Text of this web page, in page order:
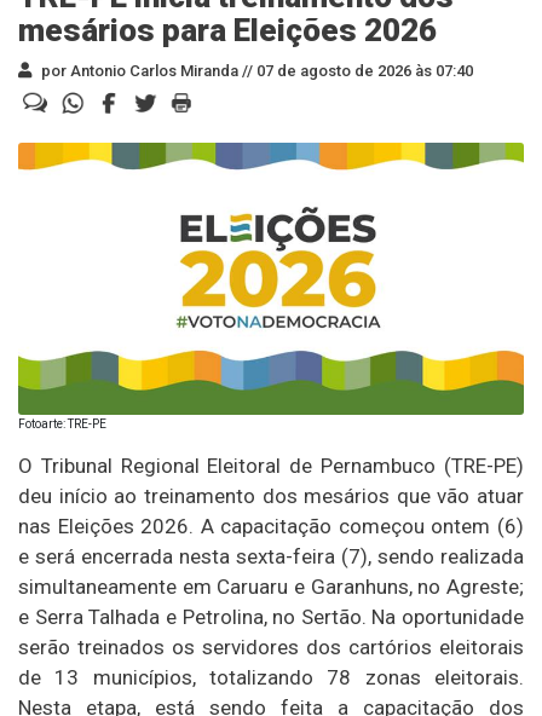
mesários para Eleições 2026
por Antonio Carlos Miranda // 07 de agosto de 2026 às 07:40
Fotoarte: TRE-PE
O Tribunal Regional Eleitoral de Pernambuco (TRE-PE)
deu início ao treinamento dos mesários que vão atuar
nas Eleições 2026. A capacitação começou ontem (6)
e será encerrada nesta sexta-feira (7), sendo realizada
simultaneamente em Caruaru e Garanhuns, no Agreste;
e Serra Talhada e Petrolina, no Sertão. Na oportunidade
serão treinados os servidores dos cartórios eleitorais
de 13 municípios, totalizando 78 zonas eleitorais.
Nesta etapa, está sendo feita a capacitação dos